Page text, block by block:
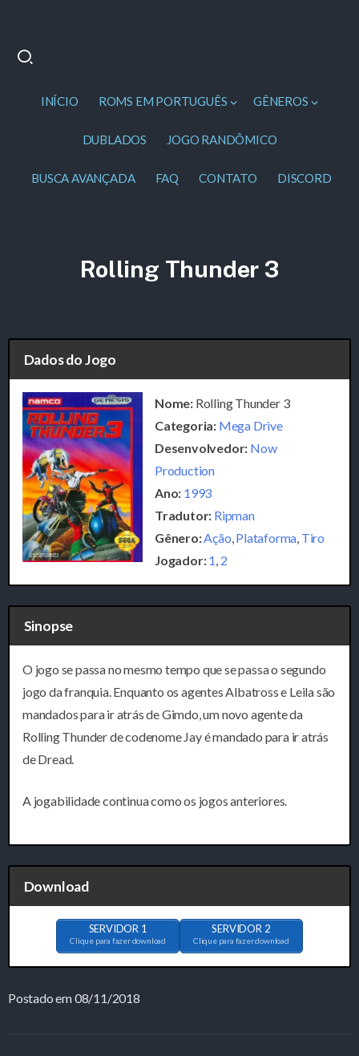
INÍCIO ROMS EM PORTUGUÊS GÊNEROS
DUBLADOS JOGO RANDÔMICO
BUSCA AVANÇADA FAQ CONTATO DISCORD
Rolling Thunder 3
Dados do Jogo
Nome: Rolling Thunder 3
Categoria: Mega Drive
Desenvolvedor: Now
Production
Ano: 1993
Tradutor: Ripman
Gênero:Ação Plataforma Tiro
Jogador:1 2
Sinopse
O jogo se passa no mesmo tempo que se passa o segundo
jogo da franquia. Enquanto os agentes Albatross e Leila são
mandados para ir atrás de Gimdo, um novo agente da
Rolling Thunder de codenome Jay é mandado para ir atrás
de Dread.
A jogabilidade continua como os jogos anteriores.
Download
SERVIDOR 1
Clique para fazer download
SERVIDOR 2
Clique para fazer download
Postado em 08/11/2018